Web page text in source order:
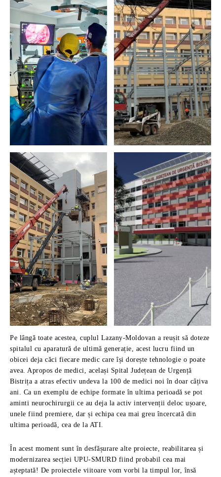
Pe lângă toate acestea, cuplul Lazany-Moldovan a reușit să doteze
spitalul cu aparatură de ultimă generație, acest lucru fiind un
obicei deja căci fiecare medic care își dorește tehnologie o poate
avea. Apropos de medici, același Spital Județean de Urgență
Bistrița a atras efectiv undeva la 100 de medici noi în doar câțiva
ani. Ca un exemplu de echipe formate în ultima perioadă se pot
aminti neurochirurgii ce au deja la activ intervenții deloc ușoare,
unele fiind premiere, dar și echipa cea mai greu încercată din
ultima perioadă, cea de la ATI.
În acest moment sunt în desfășurare alte proiecte, reabilitarea și
modernizarea secției UPU-SMURD fiind probabil cea mai
așteptată! De proiectele viitoare vom vorbi la timpul lor, însă